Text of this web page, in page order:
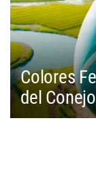
Colores
del Conejo